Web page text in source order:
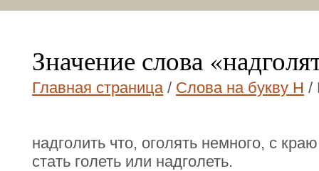
Значение слова
Главная страница/ Слова на букву Н /
надголить что, оголять немного, с
стать голеть или надголеть.